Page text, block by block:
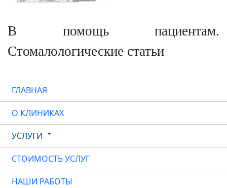
В помощь пациентам.
Стомалологические статьи
ГЛАВНАЯ
О КЛИНИКАХ
УСЛУГИ
СТОИМОСТЬ УСЛУГ
НАШИ РАБОТЫ